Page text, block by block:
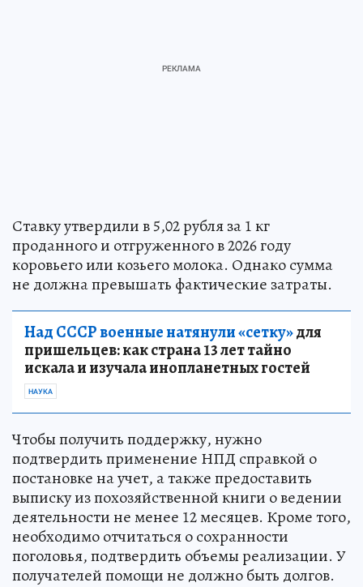
Ставку утвердили в 5,02 рубля за 1 кг
проданного и отгруженного в 2026 году
коровьего или козьего молока. Однако сумма
не должна превышать фактические затраты.
Над СССР военные натянули «сетку»для
пришельцев: как страна 13 лет тайно
искала и изучала инопланетных гостей
НАУКА
Чтобы получить поддержку, нужно
подтвердить применение НПД справкой о
постановке на учет, а также предоставить
выписку из похозяйственной книги о ведении
деятельности не менее 12 месяцев. Кроме того,
необходимо отчитаться о сохранности
поголовья, подтвердить объемы реализации. У
получателей помощи не должно быть долгов.